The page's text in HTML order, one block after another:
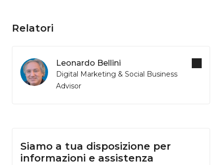
Relatori
Leonardo Bellini
Digital Marketing & Social Business
Advisor
Siamo a tua disposizione per
informazioni e assistenza